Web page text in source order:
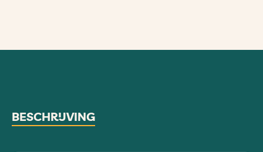
BESCHRIJVING